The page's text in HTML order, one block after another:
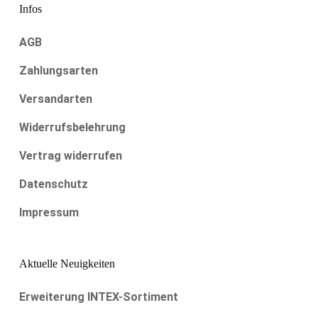
Infos
AGB
Zahlungsarten
Versandarten
Widerrufsbelehrung
Vertrag widerrufen
Datenschutz
Impressum
Aktuelle Neuigkeiten
Erweiterung INTEX-Sortiment